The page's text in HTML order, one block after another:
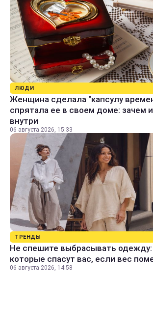
ЛЮДИ
Женщина сделала "капсулу
спрятала ее в своем доме: зачем
внутри
06 августа 2026, 15:33
ТРЕНДЫ
Не спешите выбрасывать
которые спасут вас, если вес
06 августа 2026, 14:58